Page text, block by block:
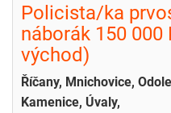
Policista/ka
náborák 150 000
východ)
Říčany, Mnichovice,
Kamenice, Úvaly,